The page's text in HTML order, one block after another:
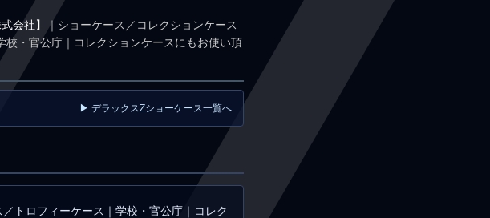
会社】
｜ショーケース／コレクションケース
校・官公庁｜コレクションケースにもお使い頂
▶ デラックスZショーケース一覧へ
トロフィーケース｜学校・官公庁｜コレク